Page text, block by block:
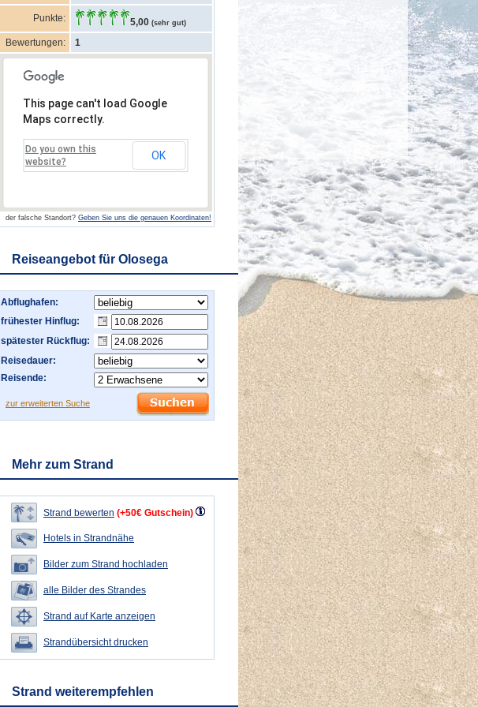
Punkte: 5,00 (sehr gut)
Bewertungen: 1
This page can't load Google
Maps correctly.
Do you own this
website?
OK
der falsche Standort? Geben Sie uns die genauen Koordinaten!
Reiseangebot für Olosega
Abflughafen:
frühester Hinflug:
spätester Rückflug:
Reisedauer:
Reisende:
zur erweiterten Suche
Mehr zum Strand
Strand bewerten (+50€ Gutschein)
Hotels in Strandnähe
Bilder zum Strand hochladen
alle Bilder des Strandes
Strand auf Karte anzeigen
Strandübersicht drucken
Strand weiterempfehlen